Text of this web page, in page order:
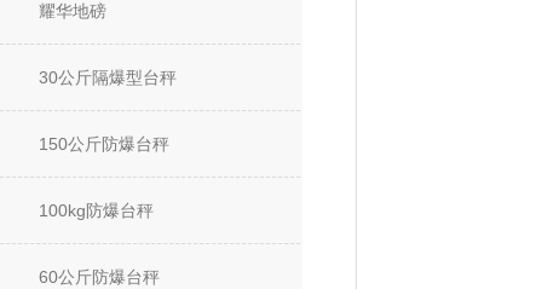
耀华地磅
30公斤隔爆型台秤
150公斤防爆台秤
100kg防爆台秤
60公斤防爆台秤